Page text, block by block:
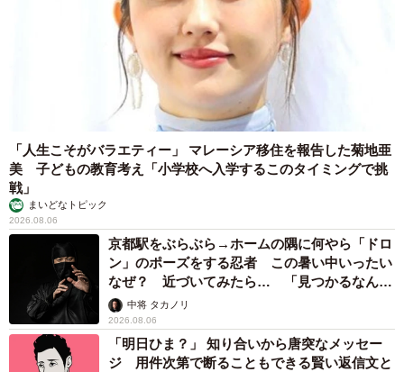
「人生こそがバラエティー」 マレーシア移住を報告した菊地亜
美 子どもの教育考え「小学校へ入学するこのタイミングで挑
戦」
まいどなトピック
2026.08.06
京都駅をぶらぶら→ホームの隅に何やら「ドロ
ン」のポーズをする忍者 この暑い中いったい
なぜ？ 近づいてみたら… 「見つかるなんて
未熟」中将 タカノリ
2026.08.06
「明日ひま？」 知り合いから唐突なメッセー
ジ 用件次第で断ることもできる賢い返信文と